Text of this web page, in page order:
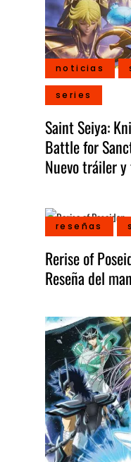
noticias
series
Saint Seiya:
Battle for
Nuevo tráiler
reseñas
Rerise of
Reseña del